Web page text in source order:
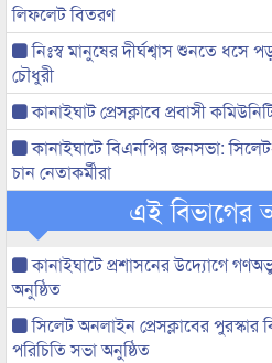
লিফলেট বিতরণ
নিঃস্ব মানুষের দীর্ঘশ্বাস শুনতে ধসে
চৌধুরী
কানাইঘাট প্রেসক্লাবে প্রবাসী
কানাইঘাটে বিএনপির জনসভা:
চান নেতাকর্মীরা
এই
কানাইঘাটে প্রশাসনের উদ্যোগে
অনুষ্ঠিত
সিলেট অনলাইন প্রেসক্লাবের
পরিচিতি সভা অনুষ্ঠিত